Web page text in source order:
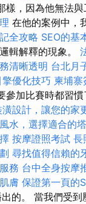
，因為他無法與
在他的案例中，
全攻略 SEO的基
輯解釋的現象。
清晰透明 台北月
優化技巧 柬埔寨
加比賽時都習
設計，讓您的家
水，選擇適合的
按摩證照考試 長
尋找值得信賴的
務 台中全身按摩
膚 保證第一頁的
的。 當我們受